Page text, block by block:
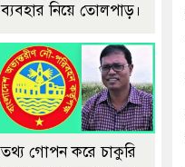
ব্যবহার নিয়ে তোলপাড়।
তথ্য গোপন করে চাকুরি